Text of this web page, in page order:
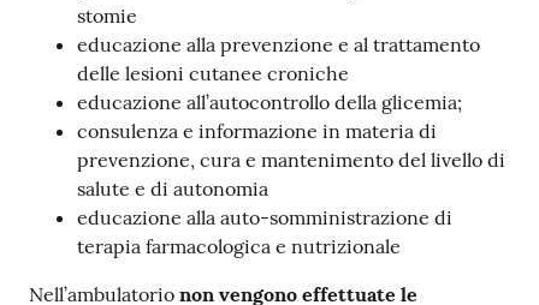
stomie
educazione alla prevenzione e al trattamento
delle lesioni cutanee croniche
educazione all’autocontrollo della glicemia;
consulenza e informazione in materia di
prevenzione, cura e mantenimento del livello di
salute e di autonomia
educazione alla auto-somministrazione di
terapia farmacologica e nutrizionale
Nell’ambulatorio non vengono effettuate le